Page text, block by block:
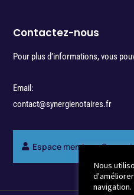
Contactez-nous
Pour plus d’informations, vous
Email:
contact@synergienotaires.fr
Espace membres
Nous
navigation.